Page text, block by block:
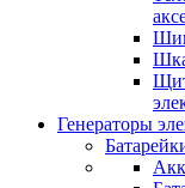
Генераторы